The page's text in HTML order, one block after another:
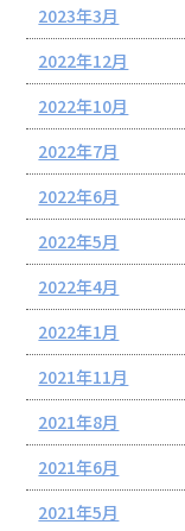
2023年3月
2022年12月
2022年10月
2022年7月
2022年6月
2022年5月
2022年4月
2022年1月
2021年11月
2021年8月
2021年6月
2021年5月